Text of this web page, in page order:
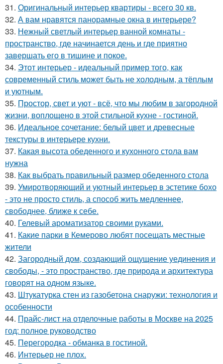
31. Оригинальный интерьер квартиры - всего 30 кв.
32. А вам нравятся панорамные окна в интерьере?
33. Нежный светлый интерьер ванной комнаты -
пространство, где начинается день и где приятно
завершать его в тишине и покое.
34. Этот интерьер - идеальный пример того, как
современный стиль может быть не холодным, а тёплым
и уютным.
35. Простор, свет и уют - всё, что мы любим в загородной
жизни, воплощено в этой стильной кухне - гостиной.
36. Идеальное сочетание: белый цвет и древесные
текстуры в интерьере кухни.
37. Какая высота обеденного и кухонного стола вам
нужна
38. Как выбрать правильный размер обеденного стола
39. Умиротворяющий и уютный интерьер в эстетике бохо
- это не просто стиль, а способ жить медленнее,
свободнее, ближе к себе.
40. Гелевый ароматизатор своими руками.
41. Какие парки в Кемерово любят посещать местные
жители
42. Загородный дом, создающий ощущение уединения и
свободы, - это пространство, где природа и архитектура
говорят на одном языке.
43. Штукатурка стен из газобетона снаружи: технология и
особенности
44. Прайс-лист на отделочные работы в Москве на 2025
год: полное руководство
45. Перегородка - обманка в гостиной.
46. Интерьер не плох.